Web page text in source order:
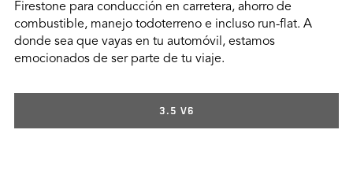
Firestone para conducción en carretera, ahorro de
combustible, manejo todoterreno e incluso run-flat. A
donde sea que vayas en tu automóvil, estamos
emocionados de ser parte de tu viaje.
3.5 V6